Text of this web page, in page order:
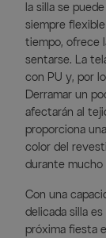
la silla se
siempre
tiempo, ofrece
sentarse. La
con PU y, por
Derramar un
afectarán al
proporciona
color del
durante mucho
Con una
delicada silla
próxima fiesta